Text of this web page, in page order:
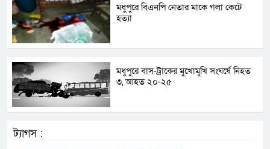
মধুপুরে বিএনপি নেতার মাকে গলা কেটে
হত্যা
মধুপুরে বাস-ট্রাকের মুখোমুখি সংঘর্ষে নিহত
৩, আহত ২০-২৫
ট্যাগস :